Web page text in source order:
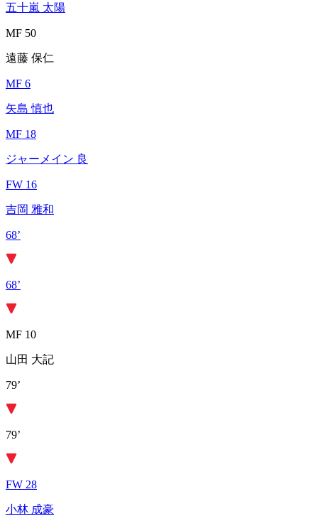
五十嵐 太陽
MF 50
遠藤 保仁
MF 6
矢島 慎也
MF 18
ジャーメイン 良
FW 16
吉岡 雅和
68’
68’
MF 10
山田 大記
79’
79’
FW 28
小林 成豪